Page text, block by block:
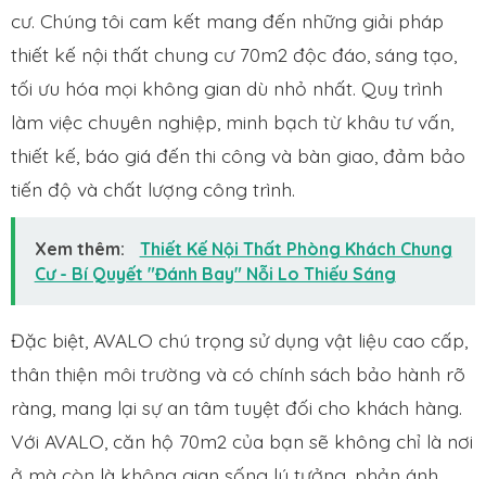
cư. Chúng tôi cam kết mang đến những giải pháp
thiết kế nội thất chung cư 70m2 độc đáo, sáng tạo,
tối ưu hóa mọi không gian dù nhỏ nhất. Quy trình
làm việc chuyên nghiệp, minh bạch từ khâu tư vấn,
thiết kế, báo giá đến thi công và bàn giao, đảm bảo
tiến độ và chất lượng công trình.
Xem thêm:
Thiết Kế Nội Thất Phòng Khách Chung
Cư - Bí Quyết "Đánh Bay" Nỗi Lo Thiếu Sáng
Đặc biệt, AVALO chú trọng sử dụng vật liệu cao cấp,
thân thiện môi trường và có chính sách bảo hành rõ
ràng, mang lại sự an tâm tuyệt đối cho khách hàng.
Với AVALO, căn hộ 70m2 của bạn sẽ không chỉ là nơi